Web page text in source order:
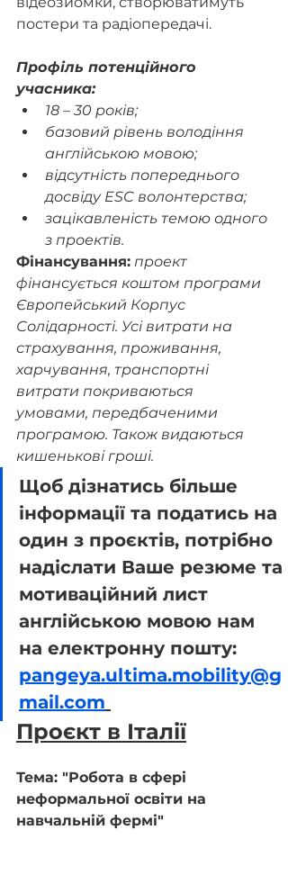
постери та радіопередачі.
Профіль потенційного
учасника:
18 – 30 років;
базовий рівень володіння
англійською мовою;
відсутність попереднього
досвіду ESC волонтерства;
зацікавленість темою одного
з проектів.
Фінансування: проект
фінансується коштом програми
Європейський Корпус
Солідарності. Усі витрати на
страхування, проживання,
харчування, транспортні
витрати покриваються
умовами, передбаченими
програмою. Також видаються
кишенькові гроші.
Щоб дізнатись більше
інформації та податись на
один з проєктів, потрібно
надіслати Ваше резюме та
мотиваційний лист
англійською мовою нам
на електронну пошту:
pangeya.ultima.mobility@g
mail.com
Проєкт в Італії
Тема: "Робота в сфері
неформальної освіти на
навчальній фермі"